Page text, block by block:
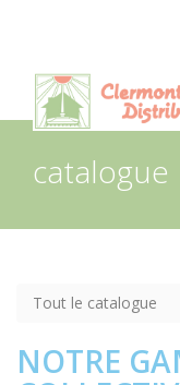
catalogue
Tout le catalogue
NOTRE